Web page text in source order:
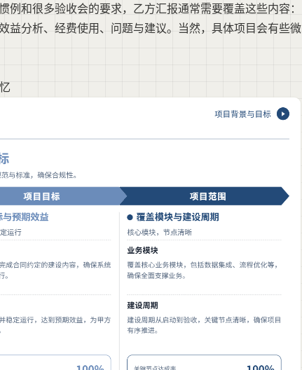
和很多验收会的要求，乙方汇报通常需要覆盖这些内容：
益分析、经费使用、问题与建议。当然，具体项目会有些微